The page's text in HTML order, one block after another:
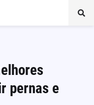
pernas e